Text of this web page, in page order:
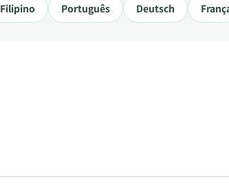
Filipino Português Deutsch